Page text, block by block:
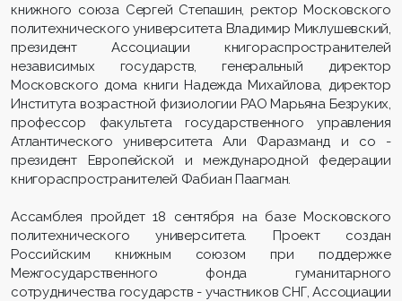
книжного союза Сергей Степашин, ректор Московского
политехнического университета Владимир Миклушевский,
президент Ассоциации книгораспространителей
независимых государств, генеральный директор
Московского дома книги Надежда Михайлова, директор
Института возрастной физиологии РАО Марьяна Безруких,
профессор факультета государственного управления
Атлантического университета Али Фаразманд и со -
президент Европейской и международной федерации
книгораспространителей Фабиан Паагман.
Ассамблея пройдет 18 сентября на базе Московского
политехнического университета. Проект создан
Российским книжным союзом при поддержке
Межгосударственного фонда гуманитарного
сотрудничества государств - участников СНГ, Ассоциации